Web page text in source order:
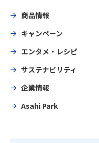
商品情報
キャンペーン
エンタメ・レシピ
サステナビリティ
企業情報
Asahi Park